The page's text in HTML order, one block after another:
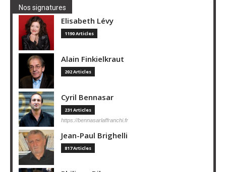
Nos signatures
Elisabeth Lévy
1190 Articles
Alain Finkielkraut
202 Articles
Cyril Bennasar
231 Articles
https://bennasarlaffranchi.fr
Jean-Paul Brighelli
817 Articles